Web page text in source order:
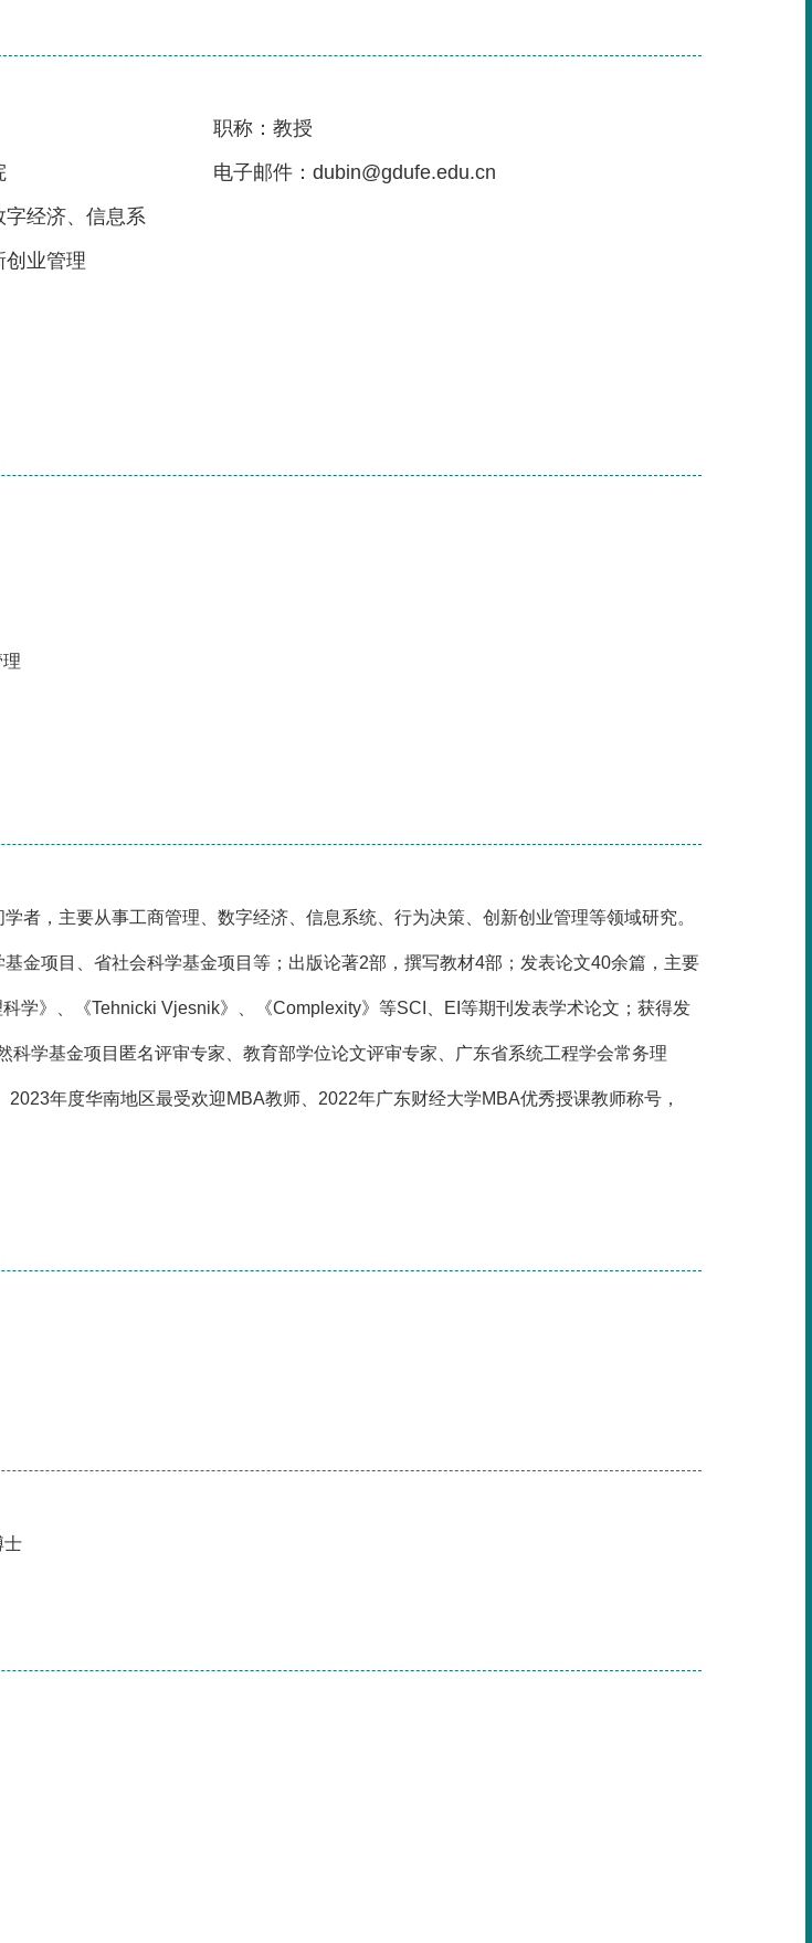
经济、信息系
创业管理
职称：教授
电子邮件：dubin@gdufe.edu.cn
者，主要从事工商管理、数字经济、信息系统、行为决策、创新创业管理等领域研究。
金项目、省社会科学基金项目等；出版论著2部，撰写教材4部；发表论文40余篇，主要
学》、《Tehnicki Vjesnik》、《Complexity》等SCI、EI等期刊发表学术论文；获得发
学基金项目匿名评审专家、教育部学位论文评审专家、广东省系统工程学会常务理
年度华南地区最受欢迎MBA教师、2022年广东财经大学MBA优秀授课教师称号，
士